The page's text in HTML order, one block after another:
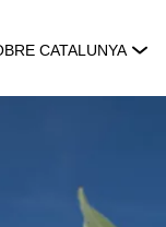
CATALUNYA